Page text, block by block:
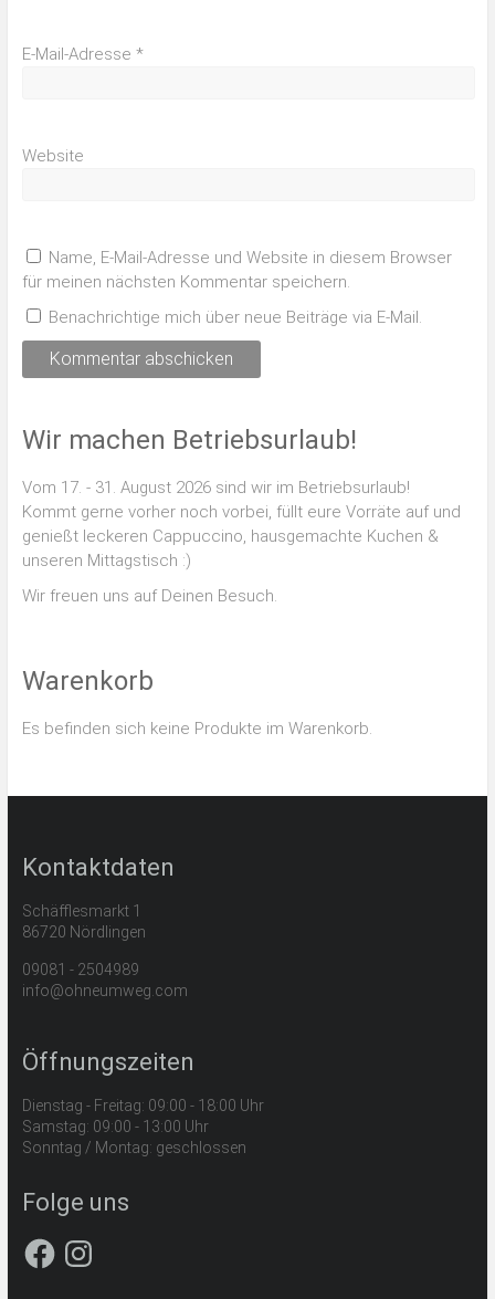
E-Mail-Adresse *
Website
Name, E-Mail-Adresse und Website in diesem Browser
für meinen nächsten Kommentar speichern.
Benachrichtige mich über neue Beiträge via E-Mail.
Wir machen Betriebsurlaub!
Vom 17. - 31. August 2026 sind wir im Betriebsurlaub!
Kommt gerne vorher noch vorbei, füllt eure Vorräte auf und
genießt leckeren Cappuccino, hausgemachte Kuchen &
unseren Mittagstisch :)
Wir freuen uns auf Deinen Besuch.
Warenkorb
Es befinden sich keine Produkte im Warenkorb.
Kontaktdaten
Schäfflesmarkt 1
86720 Nördlingen
09081 - 2504989
info@ohneumweg.com
Öffnungszeiten
Dienstag - Freitag: 09:00 - 18:00 Uhr
Samstag: 09:00 - 13:00 Uhr
Sonntag / Montag: geschlossen
Folge uns